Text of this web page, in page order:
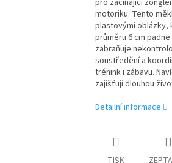
pro začínající
motoriku. Tento
plastovými oblázky,
průměru 6 cm
zabraňuje
soustředění a
trénink i zábavu.
zajišťují dlouhou
Detailní informace